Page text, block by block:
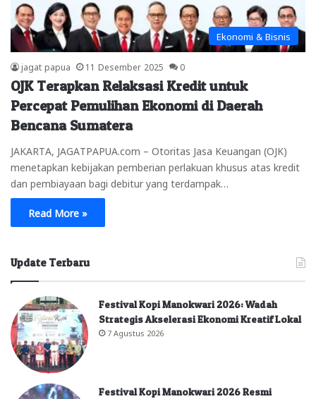
Ekonomi & Bisnis
jagat papua 11 Desember 2025 0
OJK Terapkan Relaksasi Kredit untuk
Percepat Pemulihan Ekonomi di Daerah
Bencana Sumatera
JAKARTA, JAGATPAPUA.com – Otoritas Jasa Keuangan (OJK)
menetapkan kebijakan pemberian perlakuan khusus atas kredit
dan pembiayaan bagi debitur yang terdampak…
Read More »
Update Terbaru
Festival Kopi Manokwari 2026: Wadah
Strategis Akselerasi Ekonomi Kreatif Lokal
7 Agustus 2026
Festival Kopi Manokwari 2026 Resmi